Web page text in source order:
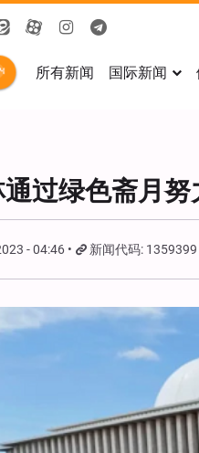
所有新闻 国际新闻
过绿色斋月
- 04:46 新闻代码: 1359399